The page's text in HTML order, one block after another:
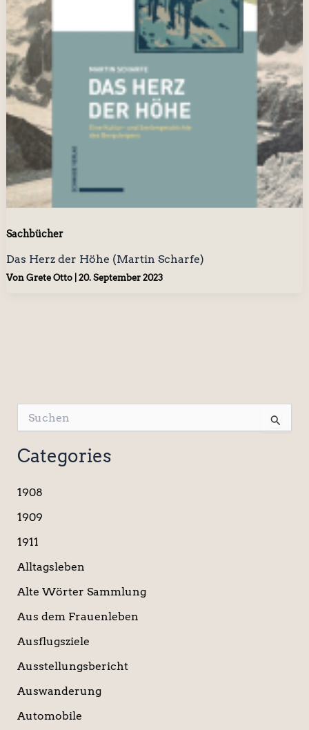
Sachbücher
Das Herz der Höhe (Martin Scharfe)
Von Grete Otto 20. September 2023
u
c
h
n
a
h
Categories
1908
1909
1911
Alltagsleben
Alte Wörter Sammlung
Aus dem Frauenleben
Ausflugsziele
Ausstellungsbericht
Auswanderung
Automobile